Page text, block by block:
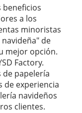
beneficios
a los
minoristas
navideña" de
mejor opción.
Factory.
papelería
de experiencia
navideños
clientes.